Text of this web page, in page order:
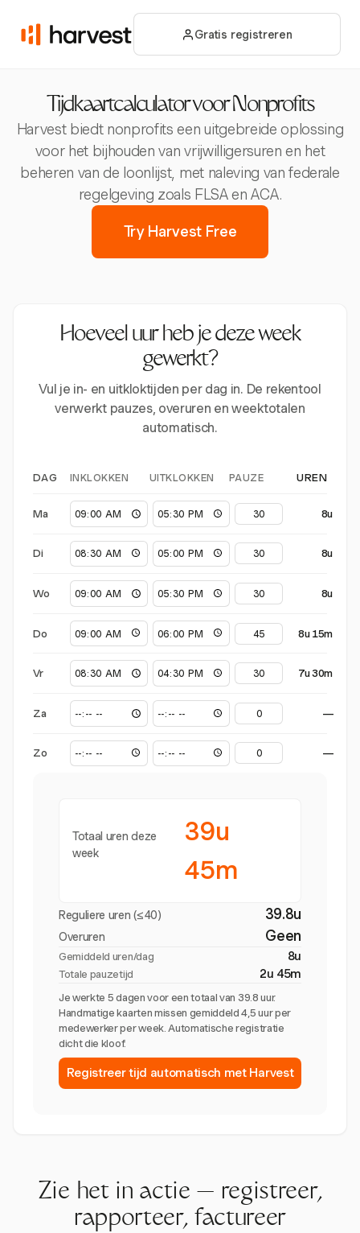
Gratis registreren
Tijdkaartcalculator voor Nonprofits
Harvest biedt nonprofits een uitgebreide oplossing
voor het bijhouden van vrijwilligersuren en het
beheren van de loonlijst, met naleving van federale
regelgeving zoals FLSA en ACA.
Try Harvest Free
Hoeveel uur heb je deze week
gewerkt?
Vul je in- en uitkloktijden per dag in. De rekentool
verwerkt pauzes, overuren en weektotalen
automatisch.
DAG INKLOKKEN UITKLOKKEN PAUZE UREN
Ma 8u
Di 8u
Wo 8u
Do 8u 15m
Vr 7u 30m
Za —
Zo —
Totaal uren deze
week
39u
45m
Reguliere uren (≤40) 39.8u
Overuren Geen
Gemiddeld uren/dag 8u
Totale pauzetijd 2u 45m
Je werkte 5 dagen voor een totaal van 39.8 uur.
Handmatige kaarten missen gemiddeld 4,5 uur per
medewerker per week. Automatische registratie
dicht die kloof.
Registreer tijd automatisch met Harvest
Zie het in actie — registreer,
rapporteer, factureer